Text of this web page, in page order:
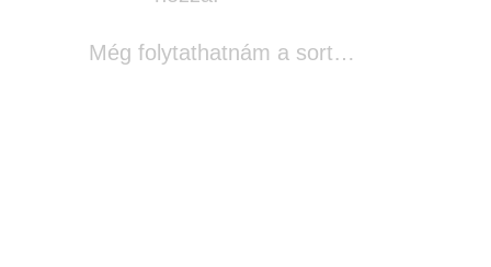
Még folytathatnám a sort…